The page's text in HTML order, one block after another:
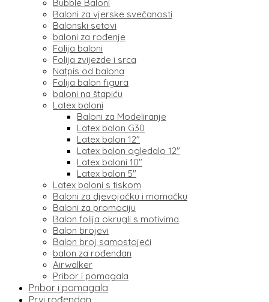
Bubble Baloni
Baloni za vjerske svečanosti
Balonski setovi
baloni za rođenje
Folija baloni
Folija zvijezde i srca
Natpis od balona
Folija balon figura
baloni na štapiću
Latex baloni
Baloni za Modeliranje
Latex balon G30
Latex balon 12″
Latex balon ogledalo 12″
Latex baloni 10″
Latex balon 5″
Latex baloni s tiskom
Baloni za djevojačku i momačku
Baloni za promociju
Balon folija okrugli s motivima
Balon brojevi
Balon broj samostojeći
balon za rođendan
Airwalker
Pribor i pomagala
Pribor i pomagala
Prvi rođendan